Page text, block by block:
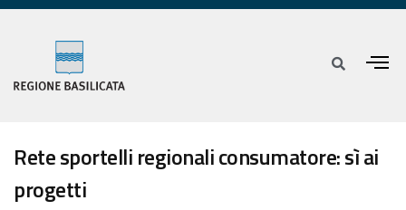
Rete sportelli regionali consumatore: sì ai
progetti